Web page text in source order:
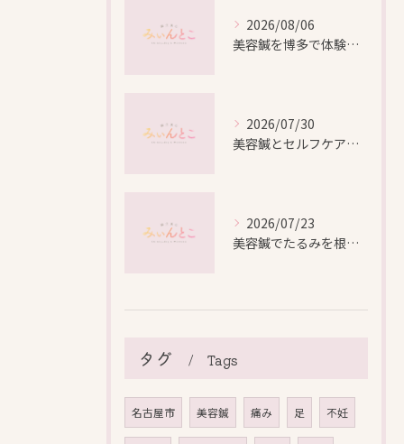
2026/08/06
美容鍼を博多で体験する際の効果や安全性と料金比較徹底ガイド
2026/07/30
美容鍼とセルフケアで叶える愛知県名古屋市北区米が瀬町の新しい美しさ
2026/07/23
美容鍼でたるみを根本から改善し自然なリフトアップを叶える方法
タグ Tags
名古屋市 美容鍼 痛み 足 不妊